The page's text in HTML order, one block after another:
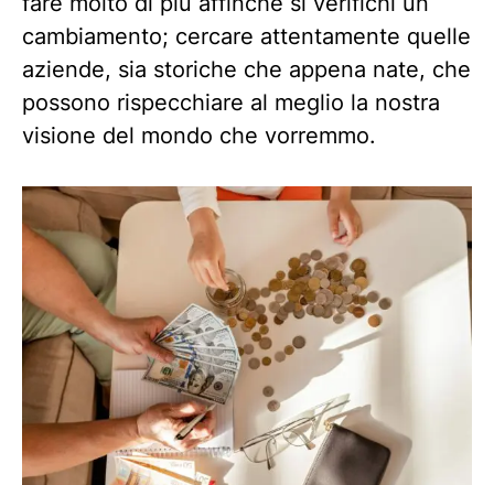
cambiamento; cercare attentamente quelle
aziende, sia storiche che appena nate, che
possono rispecchiare al meglio la nostra
visione del mondo che vorremmo.